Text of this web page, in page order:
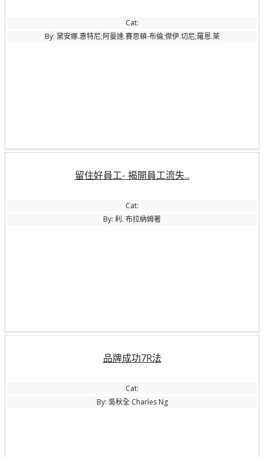
Cat:
By: 黛安娜.惠特尼;阿曼達.賽思頓-布倫;傑伊.切尼;羅恩.萊
留住好員工- 揭開員工流失...
Cat:
By: 利. 布拉納姆著
品牌成功7R法
Cat:
By: 吳秋全 Charles Ng